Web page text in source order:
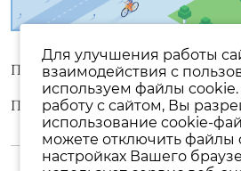
Пользовательское соглашение
Политика конфиденциальности
Для улучшения работы
взаимодействия с
используем файлы
работу с сайтом, Вы
использование cookie-
можете отключить файлы
настройках Вашего